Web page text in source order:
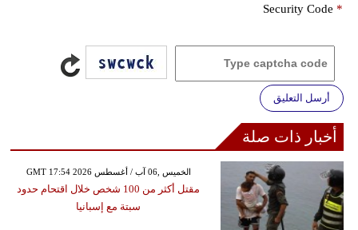
Security Code *
أرسل التعليق
أخبار ذات صلة
GMT 17:54 2026 الخميس ,06 آب / أغسطس
مقتل أكثر من 100 شخص خلال اقتحام حدود
سبتة مع إسبانيا